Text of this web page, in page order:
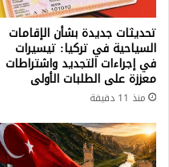
تحديثات جديدة بشأن الإقامات
السياحية في تركيا: تيسيرات
في إجراءات التجديد واشتراطات
معززة على الطلبات الأولى
منذ 11 دقيقة